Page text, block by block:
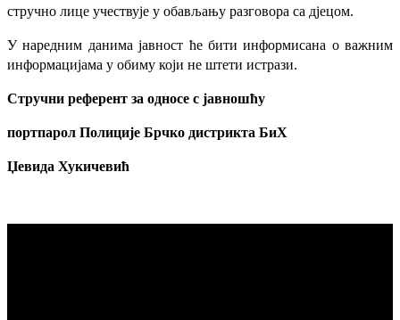
стручно лице учествује у обављању разговора са дјецом.
У наредним данима јавност ће бити информисана о важним
информацијама у обиму који не штети истрази.
Стручни референт за односе с јавношћу
портпарол Полиције Брчко дистрикта БиХ
Џевида Хукичевић